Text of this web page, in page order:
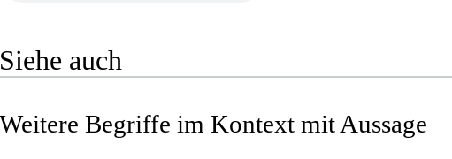
Siehe auch